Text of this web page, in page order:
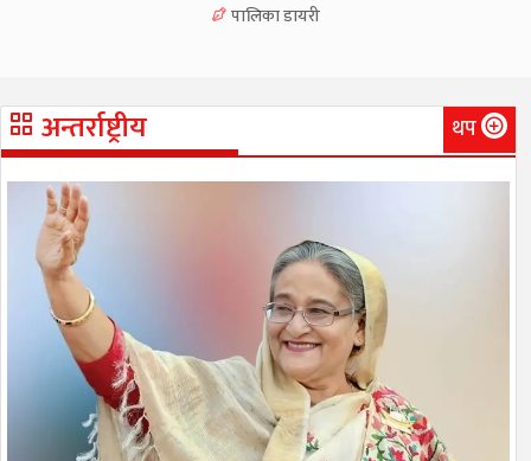
पालिका डायरी
अन्तर्राष्ट्रीय थप